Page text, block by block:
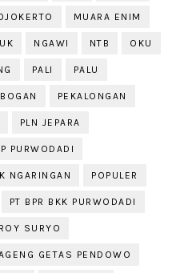
MUARA ENIM
NGAWI NTB OKU
PALI PALU
PEKALONGAN
PLN JEPARA
PURWODADI
NGARINGAN POPULER
PT BPR BKK PURWODADI
ROY SURYO
GETAS PENDOWO